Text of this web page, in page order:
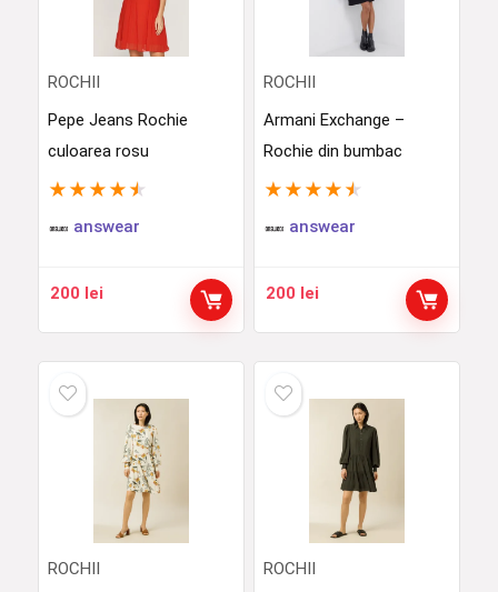
ROCHII
Pepe Jeans Rochie
culoarea rosu
★ ★ ★ ★ ★
answear
200 lei
ROCHII
Armani Exchange –
Rochie din bumbac
★ ★ ★ ★ ★
answear
200 lei
ROCHII
ROCHII